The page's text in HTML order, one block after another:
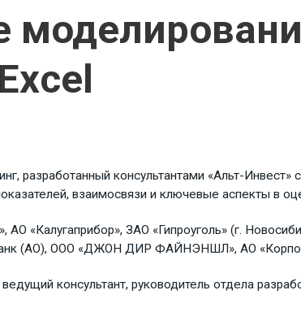
разработанный консультантами «Альт-
взаимосвязи и ключевые аспекты в
АО «Калугаприбор», ЗАО «Гипроуголь» (г.
(АО), ООО «ДЖОН ДИР ФАЙНЭНШЛ», АО
консультант, руководитель отдела